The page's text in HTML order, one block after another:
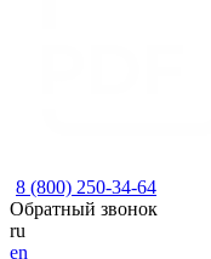
8 (800) 250-34-64
Обратный звонок
ru
en